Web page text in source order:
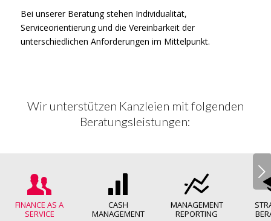
Bei unserer Beratung stehen Individualität,
Serviceorientierung und die Vereinbarkeit der
unterschiedlichen Anforderungen im Mittelpunkt.
Wir unterstützen Kanzleien mit folgenden
Beratungsleistungen:
FINANCE AS A
SERVICE
CASH
MANAGEMENT
MANAGEMENT
REPORTING
Weiter